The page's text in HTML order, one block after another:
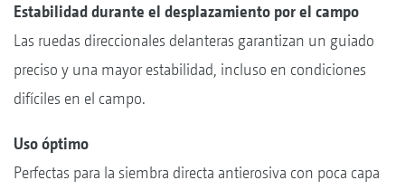
Estabilidad durante el desplazamiento por el campo
Las ruedas direccionales delanteras garantizan un guiado
preciso y una mayor estabilidad, incluso en condiciones
difíciles en el campo.
Uso óptimo
Perfectas para la siembra directa antierosiva con poca capa